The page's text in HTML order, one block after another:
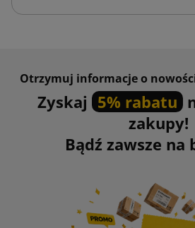
Otrzymuj informacje o
Zyskaj 5% rabatu
zakupy!
Bądź zawsze na